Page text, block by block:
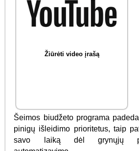
Žiūrėti video įrašą
Šeimos biudžeto programa
pinigų išleidimo prioritetus, taip
savo laiką dėl grynųjų